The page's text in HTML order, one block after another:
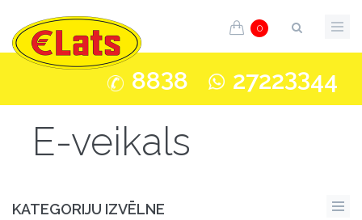
0
8838 27223344
E-veikals
KATEGORIJU IZVĒLNE